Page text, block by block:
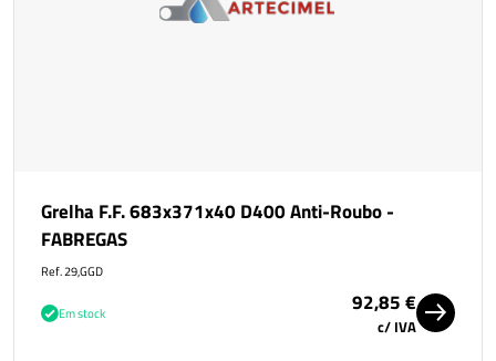
Grelha F.F. 683x371x40 D400 Anti-Roubo -
FABREGAS
Ref. 29,GGD
Em stock 92,85 €
c/ IVA